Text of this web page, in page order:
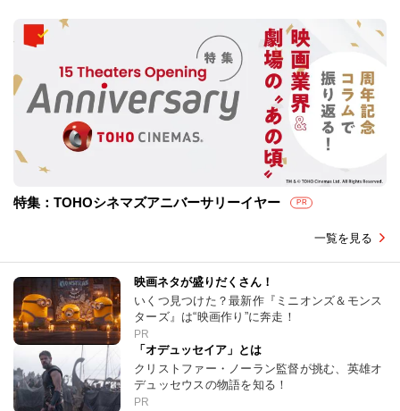
特集：TOHOシネマズアニバーサリーイヤー PR
一覧を見る
映画ネタが盛りだくさん！
いくつ見つけた？最新作『ミニオンズ＆モンス
ターズ』は“映画作り”に奔走！
PR
「オデュッセイア」とは
クリストファー・ノーラン監督が挑む、英雄オ
デュッセウスの物語を知る！
PR